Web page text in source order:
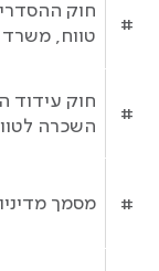
חוק
טווח, משרד
#
השכרה לטווח
#
מסמך מדיניות #